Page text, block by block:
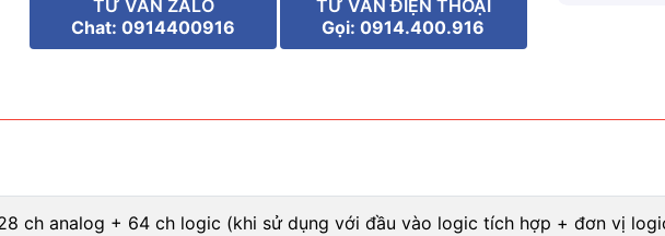
TƯ VẤN ZALO
Chat: 0914400916
TƯ VẤN ĐIỆN THOẠI
Gọi: 0914.400.916
ch analog + 64 ch logic (khi sử dụng với đầu vào logic tích hợp + đơn vị